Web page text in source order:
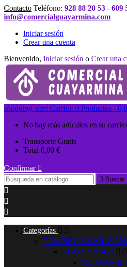
Contacto Teléfono: 928 88 20 53 - 609
info@comercialguayarmina.com
Iniciar sesión
Crear una cuenta
Bienvenido, Iniciar sesión o Crear una
shopping_cart Carrito: 0 Productos -
No hay más artículos en su carrito
Transporte Gratis
Total 0,00 €
Confirmar 
 Buscar



Categorías  
CAMPING Y
AGUA Y ASEO  
WC